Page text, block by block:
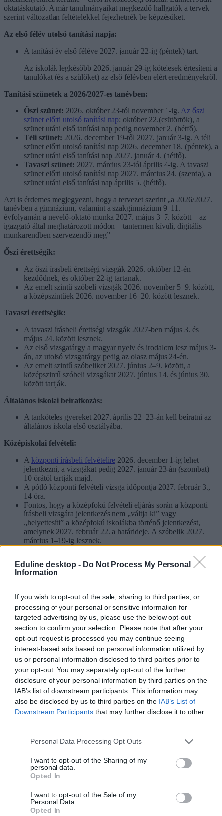
Eduline desktop - Do Not Process My Personal
Information
If you wish to opt-out of the sale, sharing to third parties, or
processing of your personal or sensitive information for
targeted advertising by us, please use the below opt-out
section to confirm your selection. Please note that after your
opt-out request is processed you may continue seeing
interest-based ads based on personal information utilized by
us or personal information disclosed to third parties prior to
your opt-out. You may separately opt-out of the further
disclosure of your personal information by third parties on the
IAB’s list of downstream participants. This information may
also be disclosed by us to third parties on the IAB’s List of
Downstream Participants that may further disclose it to other
Personal Data Processing Opt Outs
I want to opt-out of the Sharing of my
personal data.
Opted In
I want to opt-out of the Sale of my
Personal Data.
Opted In
oktatáskutató. A már tanulmányaikat megkezdő hallgatók a tervek
szerint változatlan feltételekkel fejezhetnék be képzésüket.
Az első félév utolsó tanítási napja:
A tanítási év első féléve 2027. január 22-ig (péntek) tart.
Az iskolák legkésőbb 2026. január 29-ig kötelesek értesíteni a
tanulókat (és a szülőket) az első félévben elért eredményekről.
Tanítási szünetek a 2026/2027-es tanévben:
Őszi szünet: 2026. október 23-tól november 1-ig. Az őszi
szünet előtti utolsó tanítási nap: október 22.(csütörtök), a
szünet utáni első tanítási nap pedig november 2. (hétfő).
Téli szünet: 2026. december 19-től 2027. január 3-ig. A téli
szünet előtti utolsó tanítási nap 2026. december 18. (péntek), a
szünet utáni első tanítási nap 2027. január 4. (hétfő).
Tavaszi szünet: 2027. március 23-tól április 4-ig. A tavaszi
szünet előtti utolsó tanítási nap 2027. március 24. (szerda), a
szünet utáni első tanítási nap április 5. (hétfő).
Azt is érdemes megjegyezni, hogy a tervezet szerint „a 2026/2027.
tanévben a gimnázium, valamint a szakgimnázium 9–11.
évfolyamán a nevelő-oktató munka 2027. május 3–7. között – az
igazgató által meghatározott módon – tantermen kívüli, digitális
munkarendben szervezendő meg”.
Őszi érettségik:
Az őszi írásbeli érettségi vizsgák 2026. október 12-én
kezdődnek, és október 22-ig tartanak.
Az emelt szintű szóbeli vizsgák 2026. november 5–9. között,
a középszintűek 2026. november 16–20. között lesznek.
Tavaszi érettségik:
A tavaszi írásbeli érettségi vizsgák 2027-ben május 3. és
május 24. között lesznek.
Az első vizsgatárgy a magyar nyelv és irodalom lesz május 3-
án, az utolsó vizsgatárgy pedig az olasz május 24-én.
Az emelt szintű szóbeliket 2027. június 2–9. között, a
középszintű szóbeli vizsgákat 2027. június 14. és június 30.
között tartják.
Általános iskolai beiratkozás:
A tanköteles gyereket 2027. április 22–23-án kell beíratni az
általános iskola első osztályába.
Középiskolai felvételi:
A központi írásbeli felvételire 2026. december 1-ig lehet
jelentkezni, a vizsgákat pedig 2027. január 23-án (szombat)
10 órától tartják majd.
A pótló központi felvételi vizsga időpontja 2027. február 3.,
14 óra.
Fontos, hogy a középfokú felvételi eljárás során a központi
írásbeli vizsgára jelentkezés nem „váltja ki” vagy
„helyettesíti” a középfokú iskolákba történő jelentkezést,
amelynek 2027. február 22. a határideje. A szóbelik 2027.
március 1–19-ig lesznek.
Országos kompetenciamérések
A tanulóknak a következő tanévben is
kompetenciaméréseken kell
részt venniükaz alábbiak szerint
4. évfolyamon: szövegértés és matematika.
6., 8., 10. évfolyamon: szövegértés, matematika,
természettudomány, idegen nyelv, célnyelv.
Szakgimnáziumban a 10. évfolyamon a természettudományos
mérést csak akkor kell lefolytatni, ha a tanulók ezt a tantárgyat
az adott évfolyamon tanulják.
Ezekre 2027. március 22. és május 28. között kerül sor. Ez tehát azt
jelenti, hogy a páratlan évfolyamokon egyáltalán nem lesz
kompetenciamérés
, és hatodik évfolyamtól felfelé kivezetik a
digitális kultúra és a történelem tantárgyi mérést.
„Az általános iskolák 2026. október 9-ig felmérik azon első és
a tanév kezdete óta szerzett tapasztalatok alapján az alapkészségek
fejlesztését hangsúlyosabban kell a későbbiekben támogatni, és ezért
a pedagógus indokoltnak látja az azt elősegítő pedagógiai
rendszer alkalmazását” – olvasható a tervezetben.
Az általános iskolák 2026. október 22-ig jelentik az OH-nak az